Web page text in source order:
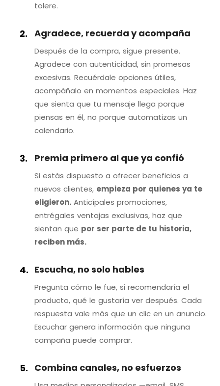
tolere.
Agradece, recuerda y acompaña
Después de la compra, sigue presente.
Agradece con autenticidad, sin promesas
excesivas. Recuérdale opciones útiles,
acompáñalo en momentos especiales. Haz
que sienta que tu mensaje llega porque
piensas en él, no porque automatizas un
calendario.
Premia primero al que ya confió
Si estás dispuesto a ofrecer beneficios a
nuevos clientes, empieza por quienes ya te
eligieron. Anticípales promociones,
entrégales ventajas exclusivas, haz que
sientan que por ser parte de tu historia,
reciben más.
Escucha, no solo hables
Pregunta cómo le fue, si recomendaría el
producto, qué le gustaría ver después. Cada
respuesta vale más que un clic en un anuncio.
Escuchar genera información que ninguna
campaña puede comprar.
Combina canales, no esfuerzos